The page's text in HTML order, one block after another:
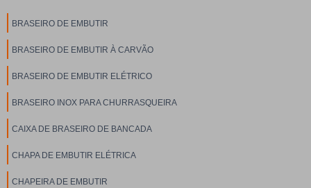
BRASEIRO DE EMBUTIR
BRASEIRO DE EMBUTIR À CARVÃO
BRASEIRO DE EMBUTIR ELÉTRICO
BRASEIRO INOX PARA CHURRASQUEIRA
CAIXA DE BRASEIRO DE BANCADA
CHAPA DE EMBUTIR ELÉTRICA
CHAPEIRA DE EMBUTIR